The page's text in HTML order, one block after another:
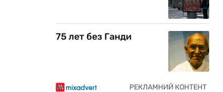
75 лет без Ганди